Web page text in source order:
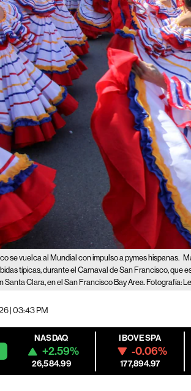
se vuelca al Mundial con impulso a pymes hispanas.
típicas, durante el Carnaval de San Francisco, que
Santa Clara, en el San Francisco Bay Area. Fotografía:
| 03:43 PM
NASDAQ
+2.59%
26,584.99
IBOVESPA
-0.06%
177,894.97